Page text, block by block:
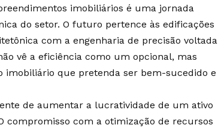
imobiliários é uma jornada
do setor. O futuro pertence às edificações
com a engenharia de precisão voltada
vê a eficiência como um opcional, mas
que pretenda ser bem-sucedido e
de aumentar a lucratividade de um ativo
compromisso com a otimização de recursos